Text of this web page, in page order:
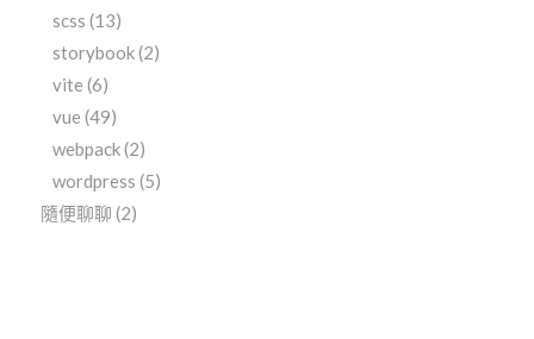
scss (13)
storybook(2)
vite (6)
vue (49)
webpack(2)
wordpress (5)
隨便聊聊 (2)